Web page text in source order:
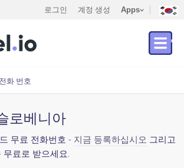
로그인 계정 생성 Apps
화 번호
로베니아
무료 전화번호 - 지금 등록하십시오 그리고
무료로 받으세요.